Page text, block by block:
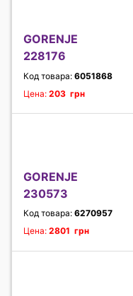
GORENJE
228176
Код товара: 6051868
Цена: 203 грн
GORENJE
230573
Код товара: 6270957
Цена: 2801 грн